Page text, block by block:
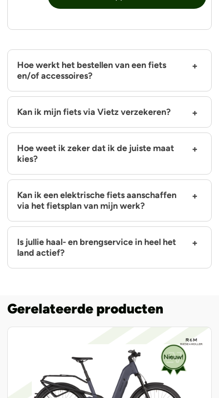
Hoe werkt het bestellen van een fiets
en/of accessoires?
Kan ik mijn fiets via Vietz verzekeren?
Hoe weet ik zeker dat ik de juiste maat
kies?
Kan ik een elektrische fiets aanschaffen
via het fietsplan van mijn werk?
Is jullie haal- en brengservice in heel het
land actief?
Gerelateerde producten